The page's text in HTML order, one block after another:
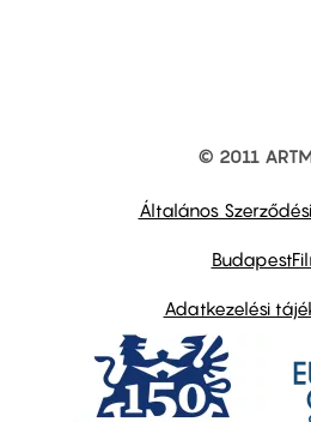
© 2011
Általános
Adatkezelési